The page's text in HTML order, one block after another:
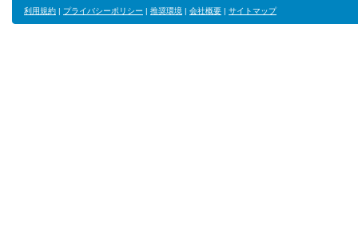
利用規約 | プライバシーポリシー | 推奨環境 | 会社概要 | サイトマップ